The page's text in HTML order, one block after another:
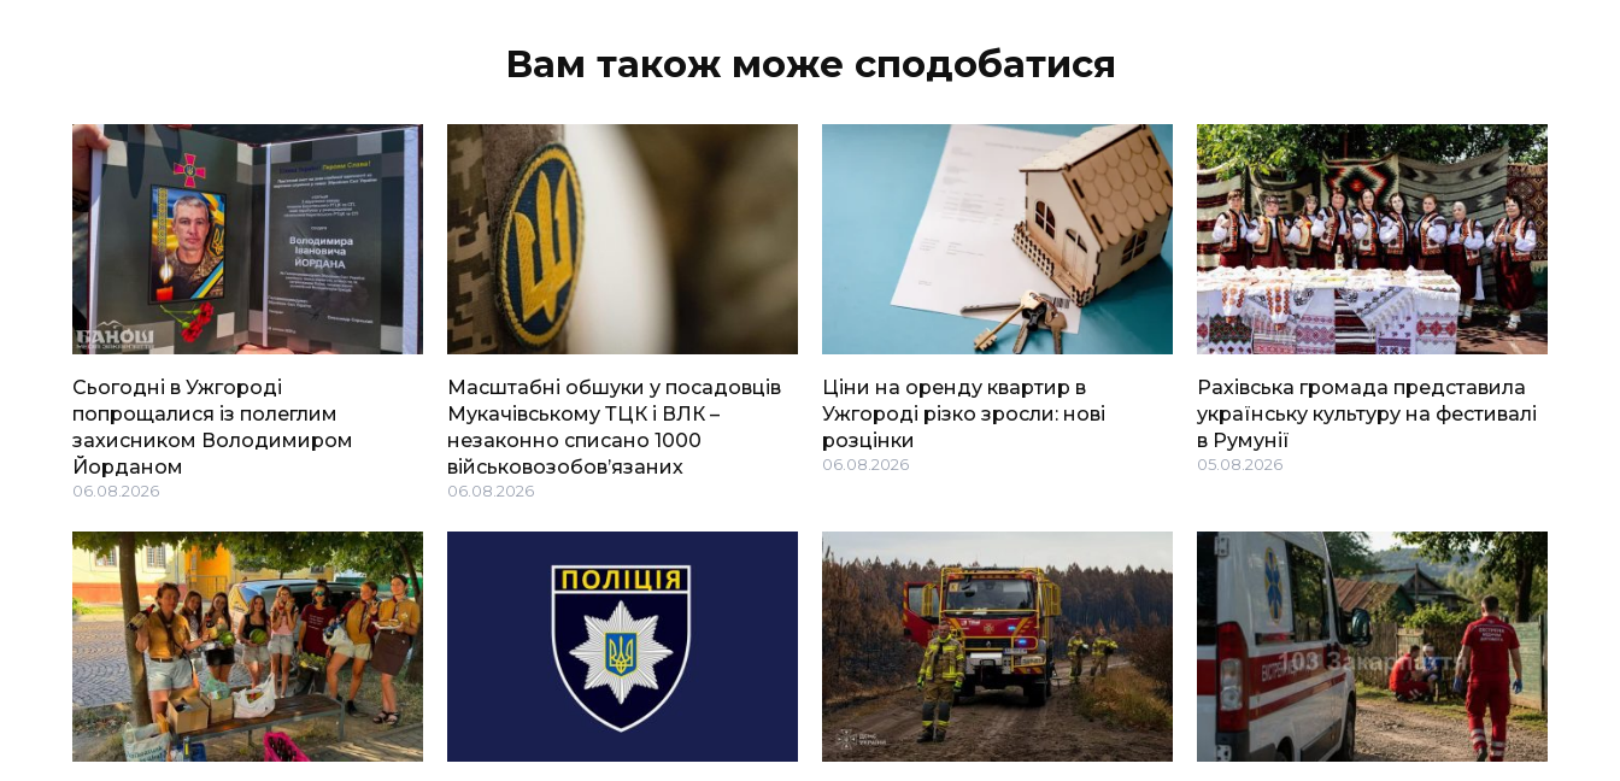
Вам також може сподобатися
Сьогодні в Ужгороді
попрощалися із полеглим
захисником Володимиром
Йорданом
06.08.2026
Масштабні обшуки у посадовців
Мукачівському ТЦК і ВЛК –
незаконно списано 1000
військовозобов’язаних
06.08.2026
Ціни на оренду квартир в
Ужгороді різко зросли: нові
розцінки
06.08.2026
Рахівська громада представила
українську культуру на фестивалі
в Румунії
05.08.2026